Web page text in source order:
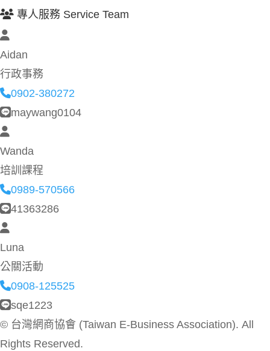
專人服務 Service Team
Aidan
行政事務
0902-380272
maywang0104
Wanda
培訓課程
0989-570566
41363286
Luna
公關活動
0908-125525
sqe1223
© 台灣網商協會 (Taiwan E-Business Association). All
Rights Reserved.